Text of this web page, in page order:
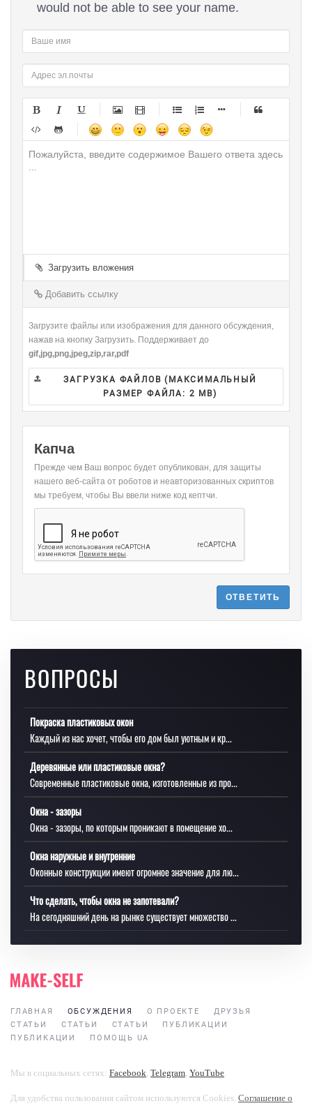
would not be able to see your name.
-
-
-
-
-
-
-
-
-
-
-
-
-
Загрузить вложения
Добавить ссылку
Загрузите файлы или изображения для данного обсуждения,
нажав на кнопку Загрузить. Поддерживает до
gif,jpg,png,jpeg,zip,rar,pdf
ЗАГРУЗКА ФАЙЛОВ (МАКСИМАЛЬНЫЙ
РАЗМЕР ФАЙЛА: 2 MB)
Капча
Прежде чем Ваш вопрос будет опубликован, для защиты
нашего веб-сайта от роботов и неавторизованных скриптов
мы требуем, чтобы Вы ввели ниже код кептчи.
ОТВЕТИТЬ
ВОПРОСЫ
Покраска пластиковых окон
Каждый из нас хочет, чтобы его дом был уютным и кр...
Деревянные или пластиковые окна?
Современные пластиковые окна, изготовленные из про...
Окна - зазоры
Окна - зазоры, по которым проникают в помещение хо...
Окна наружные и внутренние
Оконные конструкции имеют огромное значение для лю...
Что сделать, чтобы окна не запотевали?
На сегодняшний день на рынке существует множество ...
ГЛАВНАЯ ОБСУЖДЕНИЯ О ПРОЕКТЕ
ДРУЗЬЯ
СТАТЬИ
СТАТЬИ СТАТЬИ
ПУБЛИКАЦИИ
ПУБЛИКАЦИИ
ПОМОЩЬ UA
Мы в социальных сетях: Facebook, Telegram, YouTube.
Для удобства пользования сайтом используются Cookies. Соглашение о